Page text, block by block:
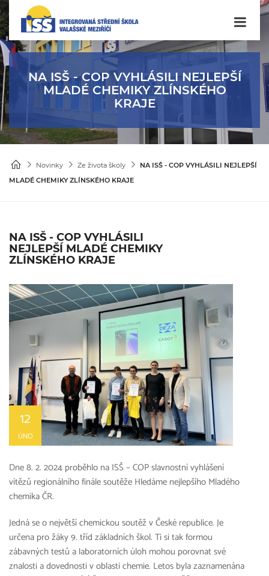
NA ISŠ - COP VYHLÁSILI NEJLEPŠÍ
MLADÉ CHEMIKY ZLÍNSKÉHO
KRAJE
Novinky Ze života školy
NA ISŠ - COP VYHLÁSILI NEJLEPŠÍ
MLADÉ CHEMIKY ZLÍNSKÉHO KRAJE
NA ISŠ - COP VYHLÁSILI
NEJLEPŠÍ MLADÉ CHEMIKY
ZLÍNSKÉHO KRAJE
12
ÚNO
Dne 8. 2. 2024 proběhlo na ISŠ – COP slavnostní vyhlášení
vítězů regionálního finále soutěže Hledáme nejlepšího Mladého
chemika ČR.
Jedná se o největší chemickou soutěž v České republice. Je
určena pro žáky 9. tříd základních škol. Ti si tak formou
zábavných testů a laboratorních úloh mohou porovnat své
znalosti a dovednosti v oblasti chemie. Letos byla zaznamenána